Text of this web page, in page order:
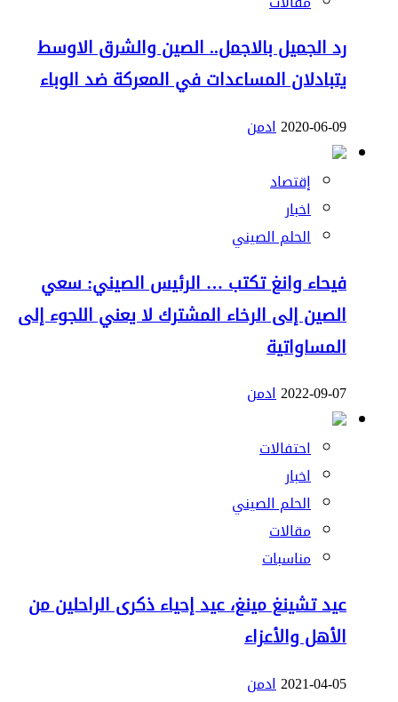
رد الجميل بالاجمل.. الصين والشرق الاوسط
يتبادلان المساعدات في المعركة ضد الوباء
2020-06-09ادمن
إقتصاد
اخبار
الحلم الصيني
فيحاء وانغ تكتب … الرئيس الصيني: سعي
الصين إلى الرخاء المشترك لا يعني اللجوء إلى
المساواتية
2022-09-07ادمن
احتفالات
اخبار
الحلم الصيني
مقالات
مناسبات
عيد تشينغ مينغ، عيد إحياء ذكرى الراحلين من
الأهل والأعزاء
2021-04-05ادمن